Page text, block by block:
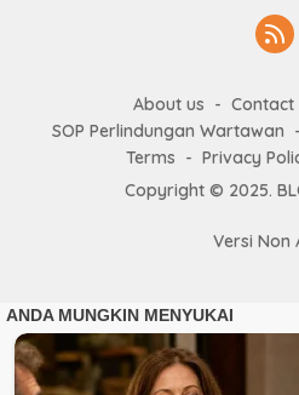
About us Contact
SOP Perlindungan Wartawan
Terms
Privacy
Copyright © 2025.
Versi Non